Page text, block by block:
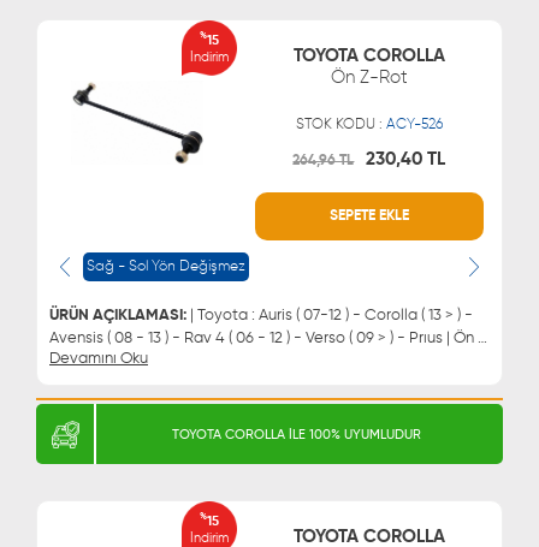
%15
İndirim
TOYOTA COROLLA
Ön Z-Rot
STOK KODU : ACY-526
264,96 TL 230,40 TL
SEPETE EKLE
Sağ - Sol Yön Değişmez
ÜRÜN AÇIKLAMASI: | Toyota : Auris ( 07-12 ) - Corolla ( 13 > ) -
Avensis ( 08 - 13 ) - Rav 4 ( 06 - 12 ) - Verso ( 09 > ) - Prıus | Ön Z
Rot - Viraj Askı Rotu
Devamını Oku
0543 329 21 66
0543 329 21 55
TOYOTA COROLLA İLE 100% UYUMLUDUR
%15
İndirim
TOYOTA COROLLA